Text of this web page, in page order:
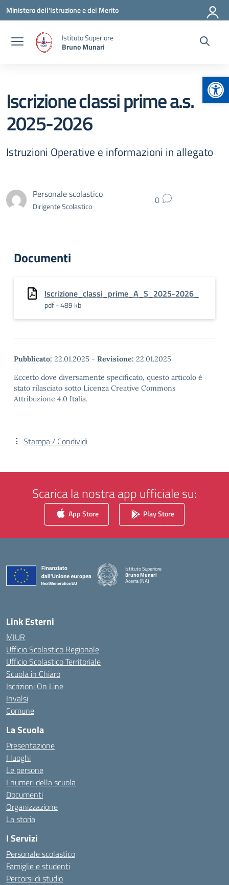
Vai ai contenuti
Vai al menu di navigazione
Vai al footer
Ministero dell'Istruzione e del Merito
Istituto Superiore
Bruno Munari
Iscrizione classi prime a.s.
2025-2026
Istruzioni Operative e informazioni in allegato
Personale scolastico
Dirigente Scolastico 0
Documenti
Iscrizione_classi_prime_A_S_2025-2026_
pdf - 489 kb
Pubblicato: 22.01.2025 - Revisione: 22.01.2025
Eccetto dove diversamente specificato, questo articolo è
stato rilasciato sotto Licenza Creative Commons
Attribuzione 4.0 Italia.
Stampa / Condividi
Scarica la nostra app ufficiale su:
App Store Play Store
Istituto Superiore
Bruno Munari
Acerra (NA)
Link Esterni
MIUR
Ufficio Scolastico Regionale
Ufficio Scolastico Territoriale
Scuola in Chiaro
Iscrizioni On Line
Invalsi
Comune
La Scuola
Presentazione
I luoghi
Le persone
I numeri della scuola
Documenti
Organizzazione
La storia
I Servizi
Personale scolastico
Famiglie e studenti
Percorsi di studio